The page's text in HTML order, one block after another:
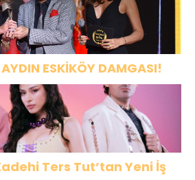
ESKİKÖY DAMGASI!
Ters Tut’tan Yeni İş